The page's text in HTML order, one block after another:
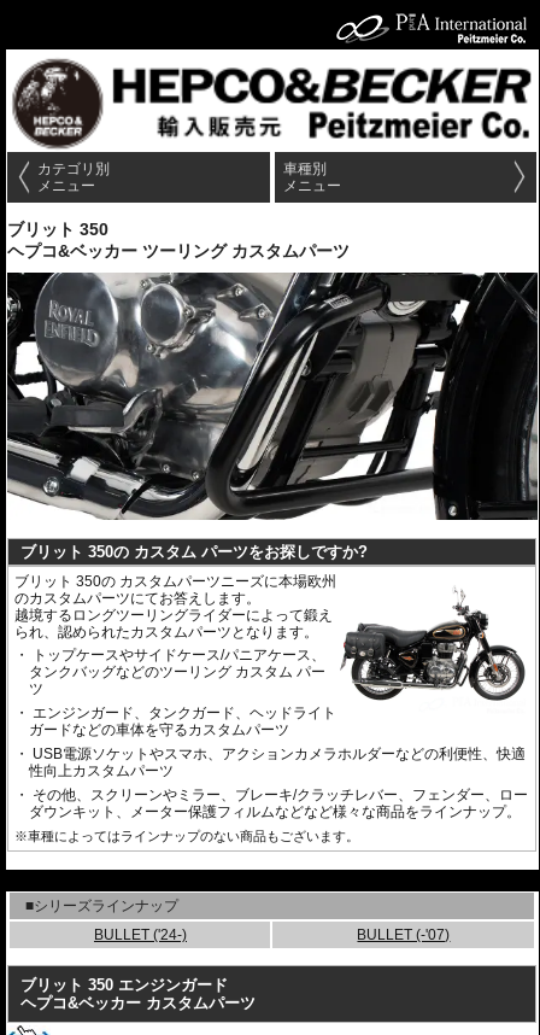
カテゴリ別
メニュー
車種別
メニュー
ブリット 350
ヘプコ&ベッカー ツーリング カスタムパーツ
ブリット 350の カスタム パーツをお探しですか?
ブリット 350の カスタムパーツニーズに本場欧州
のカスタムパーツにてお答えします。
越境するロングツーリングライダーによって鍛え
られ、認められたカスタムパーツとなります。
トップケースやサイドケース/パニアケース、
タンクバッグなどのツーリング カスタム パー
ツ
エンジンガード、タンクガード、ヘッドライト
ガードなどの車体を守るカスタムパーツ
USB電源ソケットやスマホ、アクションカメラホルダーなどの利便性、快適
性向上カスタムパーツ
その他、スクリーンやミラー、ブレーキ/クラッチレバー、フェンダー、ロー
ダウンキット、メーター保護フィルムなどなど様々な商品をラインナップ。
※車種によってはラインナップのない商品もございます。
■シリーズラインナップ
BULLET ('24-)
BULLET (-'07)
ブリット 350 エンジンガード
ヘプコ&ベッカー カスタムパーツ